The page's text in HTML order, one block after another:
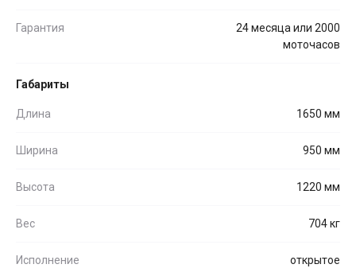
Гарантия
24 месяца или 2000
моточасов
Габариты
Длина 1650 мм
Ширина 950 мм
Высота 1220 мм
Вес 704 кг
Исполнение открытое